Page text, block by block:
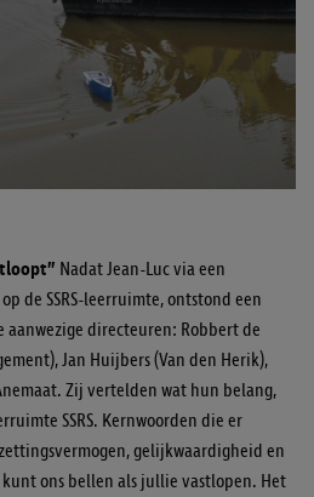
Nadat Jean-Luc via een
de SSRS-leerruimte, ontstond een
aanwezige directeuren: Robbert de
Jan Huijbers (Van den Herik),
Zij vertelden wat hun belang,
SSRS. Kernwoorden die er
gelijkwaardigheid en
kunt ons bellen als jullie vastlopen. Het